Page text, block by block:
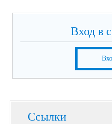
Вход в
Ссылки